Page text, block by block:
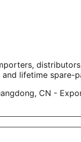
lifetime spare-
CN -